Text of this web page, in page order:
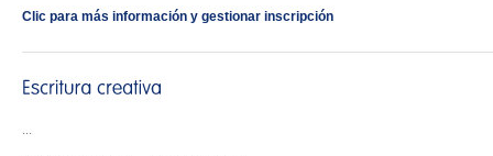
Clic para más información y gestionar inscripción
...